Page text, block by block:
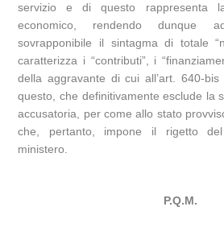
servizio e di questo rappresenta
economico, rendendo dunque
sovrapponibile il sintagma di totale
caratterizza i “contributi”, i
della aggravante di cui all’art. 640-
questo, che definitivamente esclude la
accusatoria, per come allo stato
che, pertanto, impone il rigetto
ministero.
P.Q.M.